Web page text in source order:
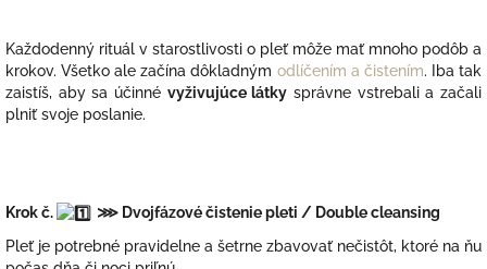
Každodenný rituál v starostlivosti o pleť môže mať mnoho podôb a
krokov. Všetko ale začína dôkladným odlíčením a čistením. Iba tak
zaistíš, aby sa účinné vyživujúce látky správne vstrebali a začali
plniť svoje poslanie.
Krok č. ⋙ Dvojfázové čistenie pleti / Double cleansing
Pleť je potrebné pravidelne a šetrne zbavovať nečistôt, ktoré na ňu